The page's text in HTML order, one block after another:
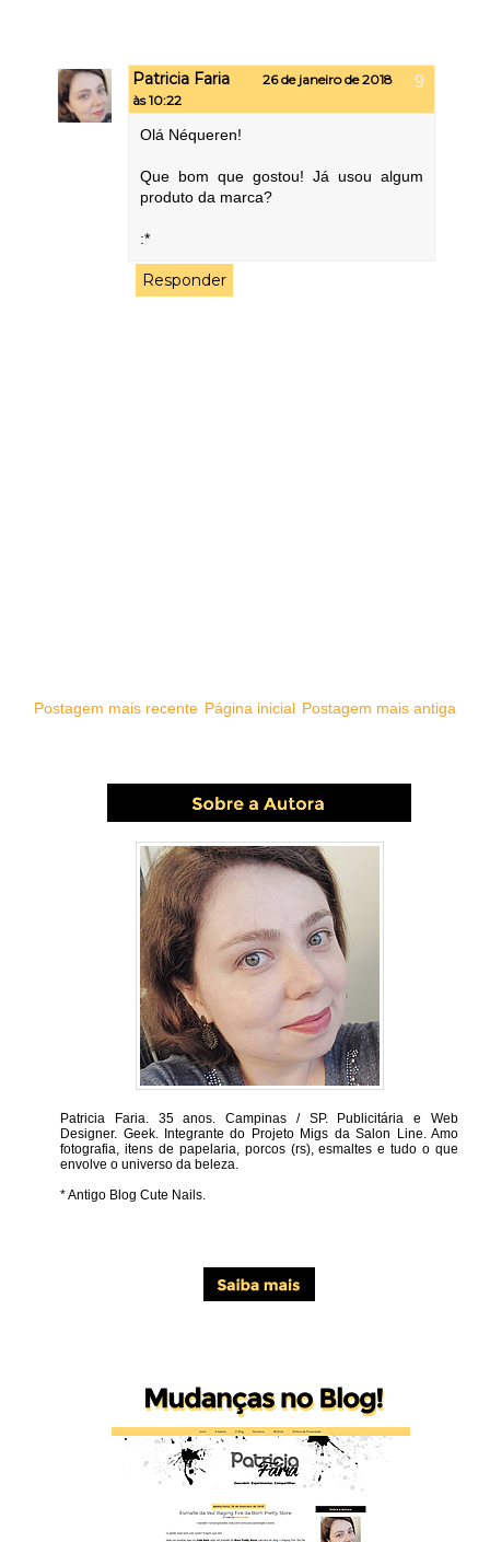
Patricia Faria
26 de janeiro de 2018
às 10:22
Olá Néqueren!
Que bom que gostou! Já usou algum
produto da marca?
:*
Responder
Postagem mais recente Postagem mais antiga
Página inicial
Patricia Faria. 35 anos. Campinas / SP. Publicitária e Web
Designer. Geek. Integrante do Projeto Migs da Salon Line. Amo
fotografia, itens de papelaria, porcos (rs), esmaltes e tudo o que
envolve o universo da beleza.
* Antigo Blog Cute Nails.